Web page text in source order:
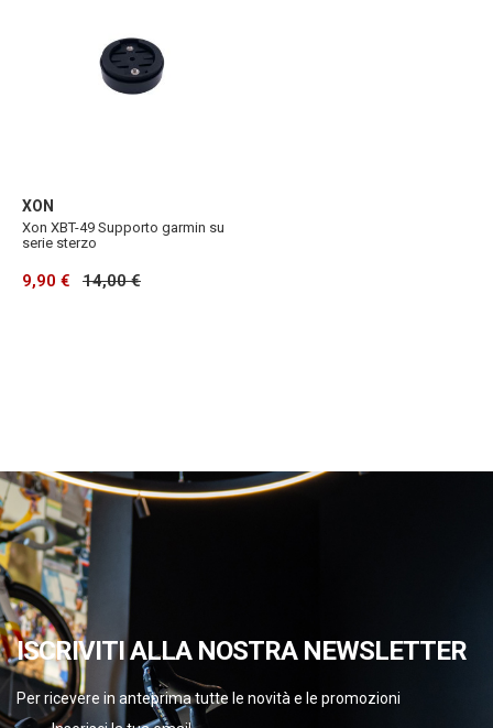
XON
Xon XBT-49 Supporto garmin su
serie sterzo
9,90 € 14,00 €
ISCRIVITI ALLA NOSTRA NEWSLETTER
Per ricevere in anteprima tutte le novità e le promozioni